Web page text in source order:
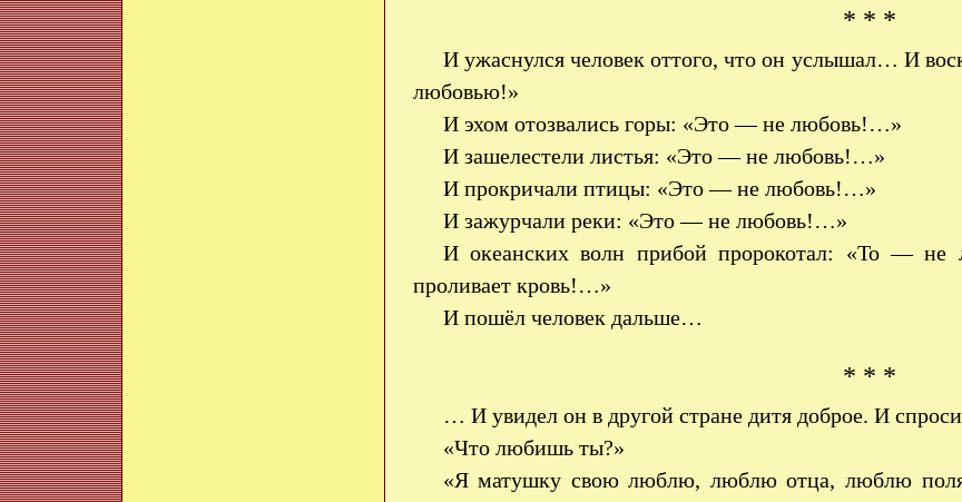
* * *
И ужаснулся человек оттого, что он услышал… И
любовью!»
И эхом отозвались горы: «Это — не любовь!…»
И зашелестели листья: «Это — не любовь!…»
И прокричали птицы: «Это — не любовь!…»
И зажурчали реки: «Это — не любовь!…»
И океанских волн прибой пророкотал: «То — не
проливает кровь!…»
И пошёл человек дальше…
* * *
… И увидел он в другой стране дитя доброе. И
«Что любишь ты?»
«Я матушку свою люблю, люблю отца, люблю